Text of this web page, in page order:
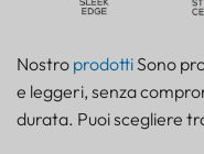
Nostro prodottiSono
e leggeri, senza
durata. Puoi scegliere